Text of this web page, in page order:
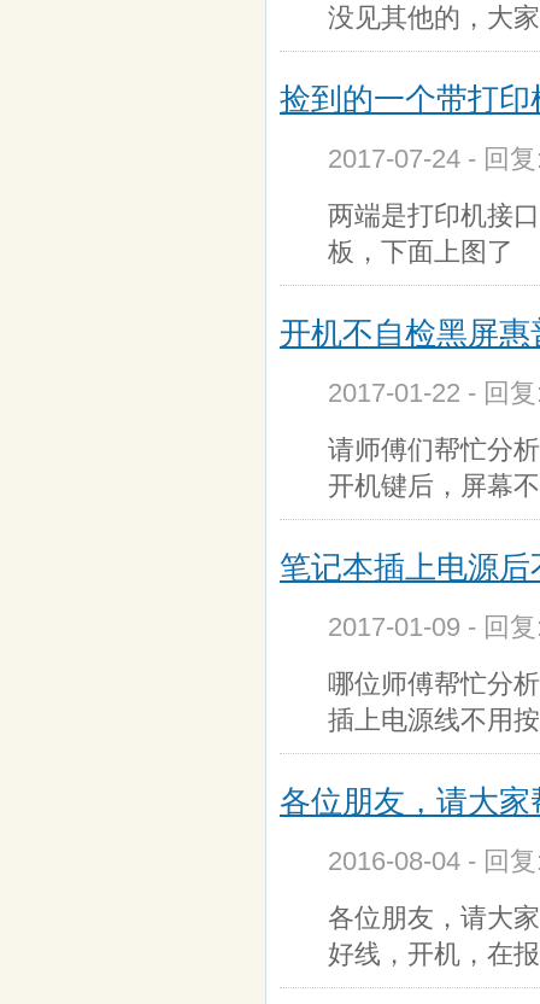
没见其他的，大
捡到的一个带打
2017-07-24 - 回
两端是打印机接
板，下面上图了
开机不自检黑屏
2017-01-22 - 回
请师傅们帮忙分
开机键后，屏幕
笔记本插上电源
2017-01-09 - 回
哪位师傅帮忙分
插上电源线不用
各位朋友，请大
2016-08-04 - 回
各位朋友，请大
好线，开机，在